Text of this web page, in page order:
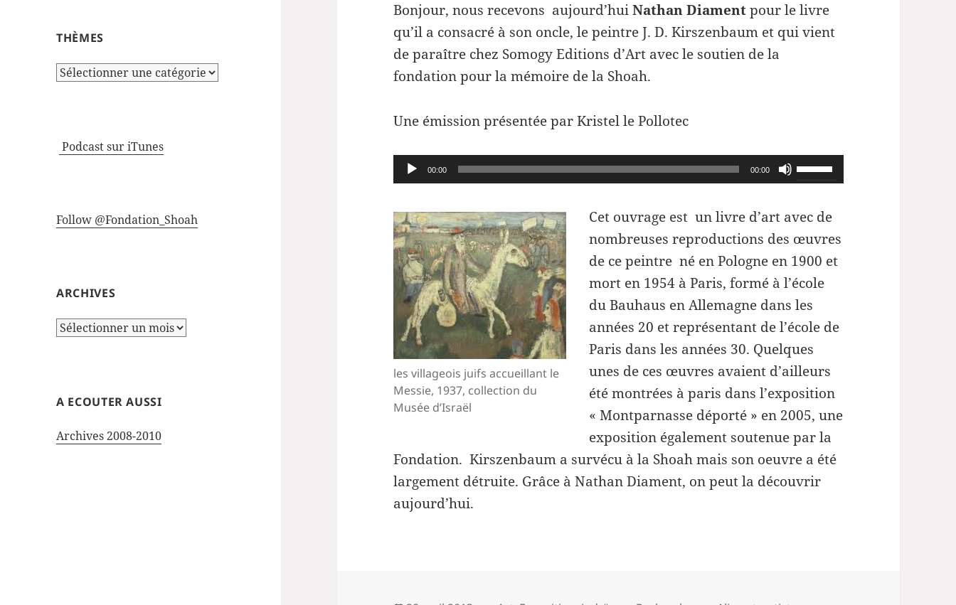
THÈMES
Thèmes
Podcast sur iTunes
Follow @Fondation_Shoah
ARCHIVES
Archives
A ECOUTER AUSSI
Archives 2008-2010
Bonjour, nous recevons aujourd’huiNathan Diamentpour le livre
qu’il a consacré à son oncle, le peintre J. D. Kirszenbaum et qui vient
de paraître chez Somogy Editions d’Art avec le soutien de la
fondation pour la mémoire de la Shoah.
Une émission présentée par Kristel le Pollotec
Lecteur
audio
00:00 00:00
Utilisez
les
flèches
pour
augmenter
ou
diminuer
volume.
les villageois juifs accueillant le
Messie, 1937, collection du
Musée d’Israël
Cet ouvrage est un livre d’art avec de
nombreuses reproductions des œuvres
de ce peintre né en Pologne en 1900 et
mort en 1954 à Paris, formé à l’école
du Bauhaus en Allemagne dans les
années 20 et représentant de l’école de
Paris dans les années 30. Quelques
unes de ces œuvres avaient d’ailleurs
été montrées à paris dans l’exposition
« Montparnasse déporté » en 2005, une
exposition également soutenue par la
Fondation. Kirszenbaum a survécu à la Shoah mais son oeuvre a été
largement détruite. Grâce à Nathan Diament, on peut la découvrir
aujourd’hui.